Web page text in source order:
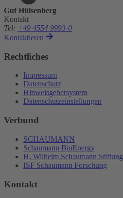
Gut Hülsenberg
Kontakt
Tel: +49 4554 9993-0
Kontaktieren
Rechtliches
Impressum
Datenschutz
Hinweisgebersystem
Datenschutzeinstellungen
Verbund
SCHAUMANN
Schaumann BioEnergy
H. Wilhelm Schaumann Stiftung
ISF Schaumann Forschung
Kontakt